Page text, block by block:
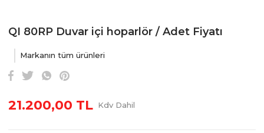
QI 80RP Duvar içi hoparlör / Adet Fiyatı
Markanın tüm ürünleri
21.200,00 TL Kdv Dahil